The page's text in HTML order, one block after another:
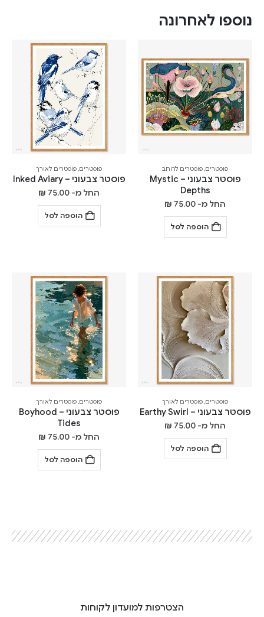
נוספו לאחרונה
פוסטרים,פוסטרים לרוחב
פוסטר צבעוני – Mystic
Depths
החל מ- ₪ 75.00
הוספה לסל
פוסטרים,פוסטרים לאורך
פוסטר צבעוני – Inked Aviary
החל מ- ₪ 75.00
הוספה לסל
פוסטרים,פוסטרים לאורך
פוסטר צבעוני – Earthy Swirl
החל מ- ₪ 75.00
הוספה לסל
פוסטרים,פוסטרים לאורך
פוסטר צבעוני – Boyhood
Tides
החל מ- ₪ 75.00
הוספה לסל
הצטרפות למועדון לקוחות